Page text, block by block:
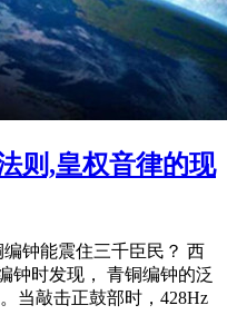
则,皇权音律的现
钟能震住三千臣民？ 西
钟时发现， 青铜编钟的泛
当敲击正鼓部时，428Hz